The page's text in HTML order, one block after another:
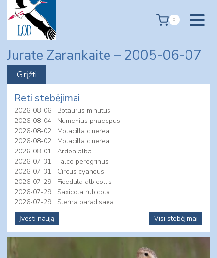
content
0
Jurate Zarankaite – 2005-06-07
Reti stebėjimai
2026-08-06
Botaurus minutus
2026-08-04
Numenius phaeopus
2026-08-02
Motacilla cinerea
2026-08-02
Motacilla cinerea
2026-08-01
Ardea alba
2026-07-31
Falco peregrinus
2026-07-31
Circus cyaneus
2026-07-29
Ficedula albicollis
2026-07-29
Saxicola rubicola
2026-07-29
Sterna paradisaea
Įvesti naują
Visi stebėjimai